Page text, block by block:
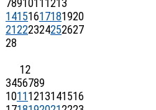
7891011 1213
14151617181920
21222324252627
28
12
3456789
10111213141516